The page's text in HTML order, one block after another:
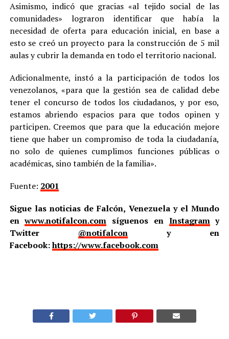
Asimismo, indicó que gracias «al tejido social de las
comunidades» lograron identificar que había la
necesidad de oferta para educación inicial, en base a
esto se creó un proyecto para la construcción de 5 mil
aulas y cubrir la demanda en todo el territorio nacional.
Adicionalmente, instó a la participación de todos los
venezolanos, «para que la gestión sea de calidad debe
tener el concurso de todos los ciudadanos, y por eso,
estamos abriendo espacios para que todos opinen y
participen. Creemos que para que la educación mejore
tiene que haber un compromiso de toda la ciudadanía,
no solo de quienes cumplimos funciones públicas o
académicas, sino también de la familia».
Fuente: 2001
Sigue las noticias de Falcón, Venezuela y el Mundo
enwww.notifalcon.com síguenos en Instagramy
Twitter @notifalcony en
Facebook:https://www.facebook.com